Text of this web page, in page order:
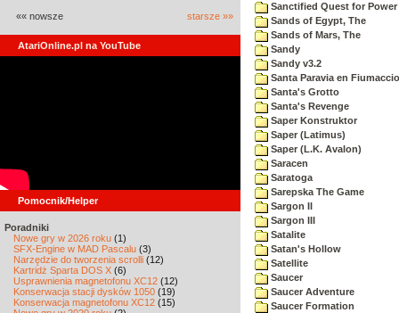
«« nowsze starsze »»
AtariOnline.pl na YouTube
Pomocnik/Helper
Poradniki
Nowe gry w 2026 roku (1)
SFX-Engine w MAD Pascalu (3)
Narzędzie do tworzenia scrolli (12)
Kartridż Sparta DOS X (6)
Usprawnienia magnetofonu XC12 (12)
Konserwacja stacji dysków 1050 (19)
Konserwacja magnetofonu XC12 (15)
Sanctified Quest for Power
Sands of Egypt, The
Sands of Mars, The
Sandy
Sandy v3.2
Santa Paravia en Fiumaccio
Santa's Grotto
Santa's Revenge
Saper Konstruktor
Saper (Latimus)
Saper (L.K. Avalon)
Saracen
Saratoga
Sarepska The Game
Sargon II
Sargon III
Satalite
Satan's Hollow
Satellite
Saucer
Saucer Adventure
Saucer Formation